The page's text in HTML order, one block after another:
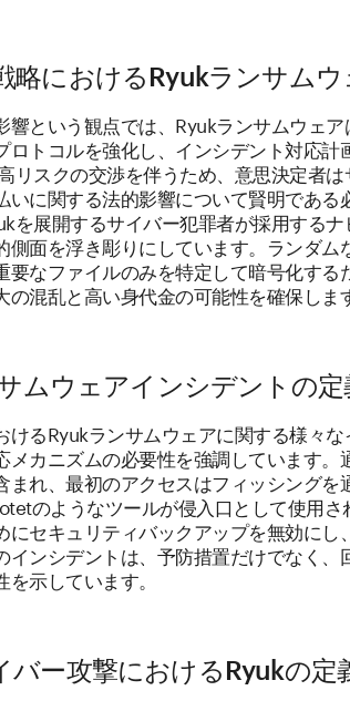
略におけるRyukランサム
響という観点では、Ryukランサムウェア
ロトコルを強化し、インシデント対応計
リスクの交渉を伴うため、意思決定者
いに関する法的影響について賢明である
を展開するサイバー犯罪者が採用する
側面を浮き彫りにしています。ランダム
要なファイルのみを特定して暗号化する
の混乱と高い身代金の可能性を確保します
ムウェアインシデントの定
けるRyukランサムウェアに関する様々
メカニズムの必要性を強調しています。
まれ、最初のアクセスはフィッシングを
のようなツールが侵入口として使用さ
にセキュリティバックアップを無効にし
インシデントは、予防措置だけでなく、
示しています。
バー攻撃におけるRyukの定